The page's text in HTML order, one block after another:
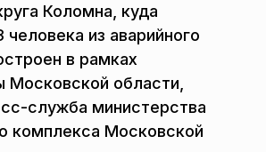
Коломна, куда
человека из аварийного
в рамках
Московской области,
служба министерства
комплекса Московской